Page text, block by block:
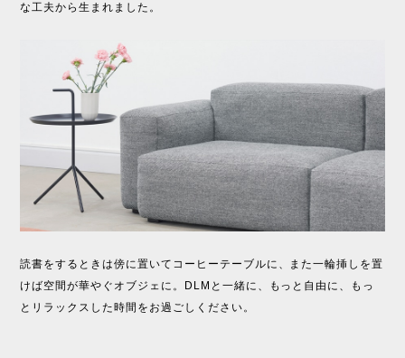
な工夫から生まれました。
読書をするときは傍に置いてコーヒーテーブルに、また一輪挿しを置
けば空間が華やぐオブジェに。DLMと一緒に、もっと自由に、もっ
とリラックスした時間をお過ごしください。